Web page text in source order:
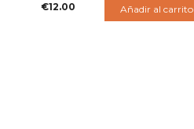
€12.00 Añadir al carrito